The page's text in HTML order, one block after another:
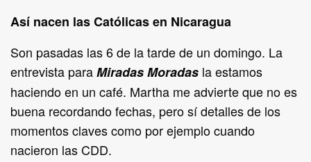
Así nacen las Católicas en Nicaragua
Son pasadas las 6 de la tarde de un domingo. La
entrevista paraMiradas Moradas la estamos
haciendo en un café. Martha me advierte que no es
buena recordando fechas, pero sí detalles de los
momentos claves como por ejemplo cuando
nacieron las CDD.